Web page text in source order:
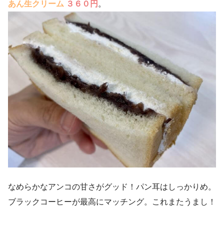
あん生クリーム ３６０円 。
なめらかなアンコの甘さがグッド！パン耳はしっかりめ。
ブラックコーヒーが最高にマッチング。これまたうまし！